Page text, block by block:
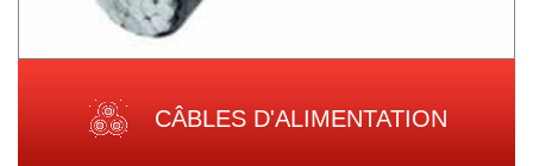
CÂBLES D'ALIMENTATION